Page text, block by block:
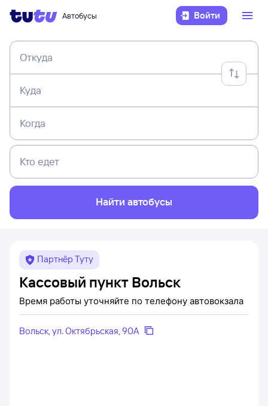
Автобусы Войти
Откуда
Куда
Когда
Кто едет
Найти автобусы
Партнёр Туту
Кассовый пункт Вольск
Время работы уточняйте по телефону автовокзала
Вольск, ул. Октябрьская, 90А